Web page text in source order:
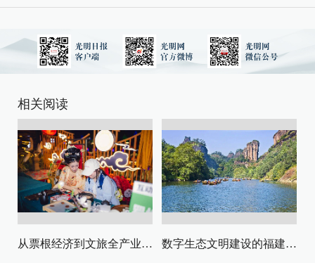
相关阅读
从票根经济到文旅全产业链升级 数字生态文明建设的福建路径与启示